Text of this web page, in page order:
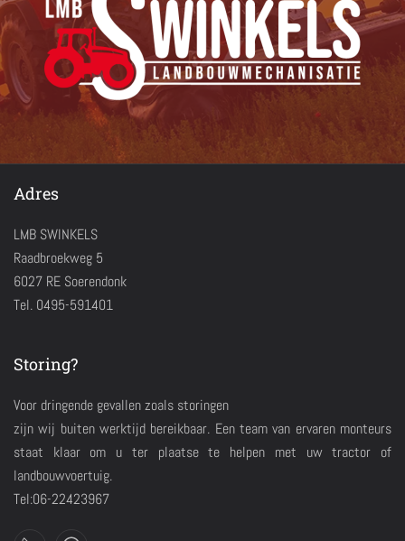
Adres
LMB SWINKELS
Raadbroekweg 5
6027 RE Soerendonk
Tel. 0495-591401
Storing?
Voor dringende gevallen zoals storingen
zijn wij buiten werktijd bereikbaar. Een team van ervaren monteurs
staat klaar om u ter plaatse te helpen met uw tractor of
landbouwvoertuig.
Tel:06-22423967